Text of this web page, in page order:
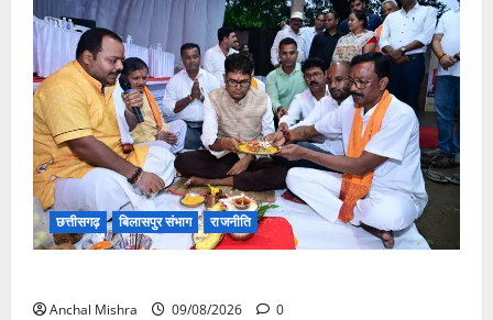
छत्तीसगढ़ बिलासपुर संभाग राजनीति
Anchal Mishra 09/08/2026 0